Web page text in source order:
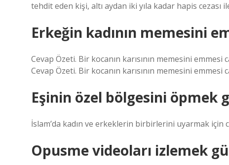
tehdit eden kişi, altı aydan iki yıla kadar hapis cezası
Erkeğin kadının memesini
Cevap Özeti. Bir kocanın karısının memesini
Cevap Özeti. Bir kocanın karısının memesini
Eşinin özel bölgesini öpmek
İslam’da kadın ve erkeklerin birbirlerini uyarmak için
Opusme videoları izlemek